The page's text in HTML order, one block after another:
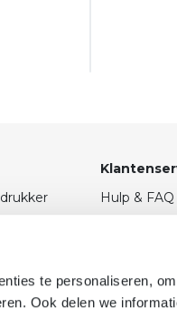
te personaliseren,
Ook delen we
Hulp & FAQ
Klachten